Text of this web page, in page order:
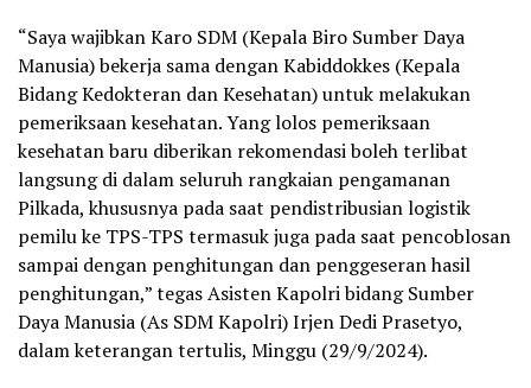
“Saya wajibkan Karo SDM (Kepala Biro Sumber Daya
Manusia) bekerja sama dengan Kabiddokkes (Kepala
Bidang Kedokteran dan Kesehatan) untuk melakukan
pemeriksaan kesehatan. Yang lolos pemeriksaan
kesehatan baru diberikan rekomendasi boleh terlibat
langsung di dalam seluruh rangkaian pengamanan
Pilkada, khususnya pada saat pendistribusian logistik
pemilu ke TPS-TPS termasuk juga pada saat pencoblosan
sampai dengan penghitungan dan penggeseran hasil
penghitungan,” tegas Asisten Kapolri bidang Sumber
Daya Manusia (As SDM Kapolri) Irjen Dedi Prasetyo,
dalam keterangan tertulis, Minggu (29/9/2024).